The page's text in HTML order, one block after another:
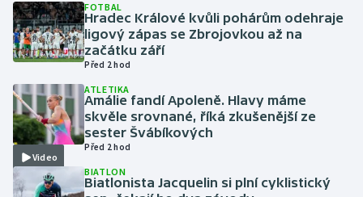
Moderní pětiboj
Motorsport
Olympijské hry
Parasport
Plavání
FOTBAL
Hradec Králové kvůli pohárům odehraje
ligový zápas se Zbrojovkou až na
začátku září
Před 2 hod
Video
ATLETIKA
Amálie fandí Apoleně. Hlavy máme
skvěle srovnané, říká zkušenější ze
sester Švábíkových
Před 2 hod
BIATLON
Biatlonista Jacquelin si plní cyklistický